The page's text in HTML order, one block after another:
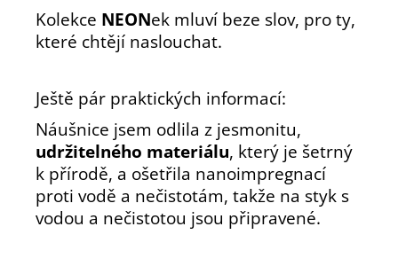
Kolekce NEONek mluví beze slov, pro ty,
které chtějí naslouchat.
Ještě pár praktických informací:
Náušnice jsem odlila z jesmonitu,
udržitelného materiálu, který je šetrný
k přírodě, a ošetřila nanoimpregnací
proti vodě a nečistotám, takže na styk s
vodou a nečistotou jsou připravené.